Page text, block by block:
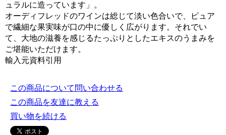
ュラルに造っています」。
オーディフレッドのワインは総じて淡い色合いで、ピュア
で繊細な果実味が口の中に優しく広がります。それでい
て、大地の滋養を感じるたっぷりとしたエキスのうまみを
ご堪能いただけます。
輸入元資料引用
この商品について問い合わせる
この商品を友達に教える
買い物を続ける